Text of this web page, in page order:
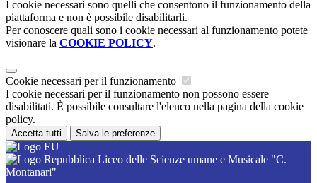
I cookie necessari sono quelli che consentono il funzionamento della
piattaforma e non è possibile disabilitarli.
Per conoscere quali sono i cookie necessari al funzionamento potete
visionare la COOKIE POLICY.
Cookie necessari per il funzionamento
I cookie necessari per il funzionamento non possono essere
disabilitati. È possibile consultare l'elenco nella pagina della cookie
policy.
Accetta tutti Salva le preferenze
Liceo delle Scienze umane e Musicale "C.
Montanari"